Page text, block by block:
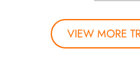
VIEW MORE